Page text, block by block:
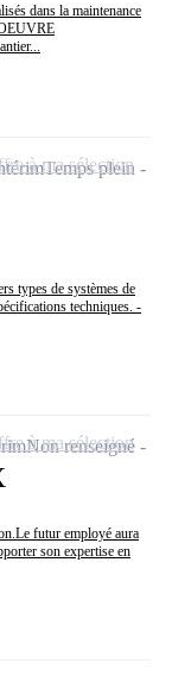
dans la maintenance
types de systèmes de
techniques. -
Temps plein
à ma sélection
futur employé aura
son expertise en
Non renseigné
à ma sélection